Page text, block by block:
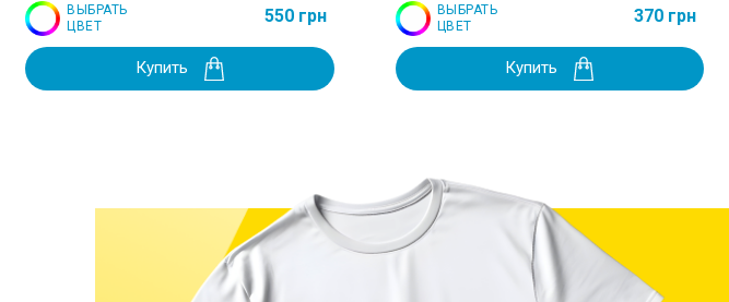
ВЫБРАТЬ
ЦВЕТ
550 грн
Купить
ВЫБРАТЬ
ЦВЕТ
370 грн
Купить